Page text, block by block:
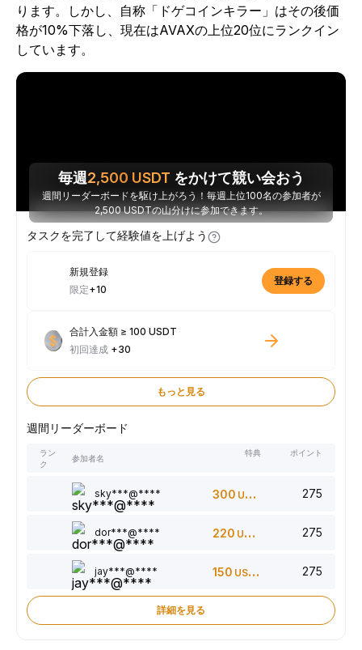
ります。しかし、自称「ドゲコインキラー」はその後価
格が10%下落し、現在はAVAXの上位20位にランクイン
しています。
毎週2,500 USDT をかけて競い会おう
週間リーダーボードを駆け上がろう！毎週上位100名の参加者が
2,500 USDTの山分けに参加できます。
タスクを完了して経験値を上げよう
新規登録
限定+10
登録する
合計入金額 ≥ 100 USDT
初回達成 +30
もっと見る
週間リーダーボード
ラン
ク
参加者名
特典 ポイント
sky***@**** 300 USDT 275
dor***@**** 220 USDT 275
jay***@**** 150 USDT 275
詳細を見る